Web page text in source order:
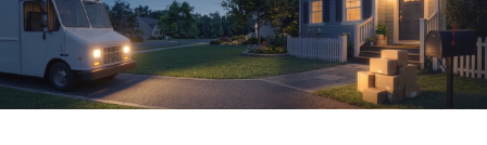
GET IT TODAY